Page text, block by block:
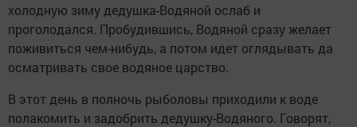
холодную зиму дедушка-Водяной ослаб и
проголодался. Пробудившись, Водяной сразу желает
поживиться чем-нибудь, а потом идет оглядывать да
осматривать свое водяное царство.
В этот день в полночь рыболовы приходили к воде
полакомить и задобрить дедушку-Водяного. Говорят,